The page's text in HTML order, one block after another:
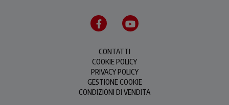
CONTATTI
COOKIE POLICY
PRIVACY POLICY
GESTIONE COOKIE
CONDIZIONI DI VENDITA